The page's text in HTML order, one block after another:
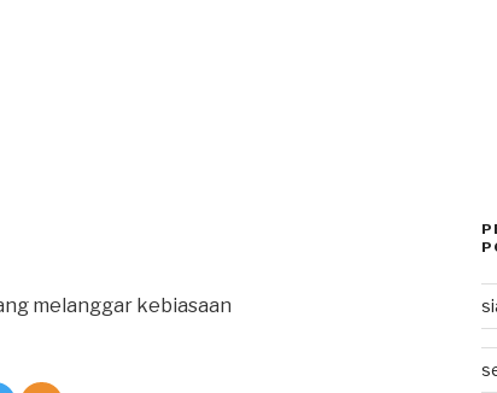
melanggar kebiasaan